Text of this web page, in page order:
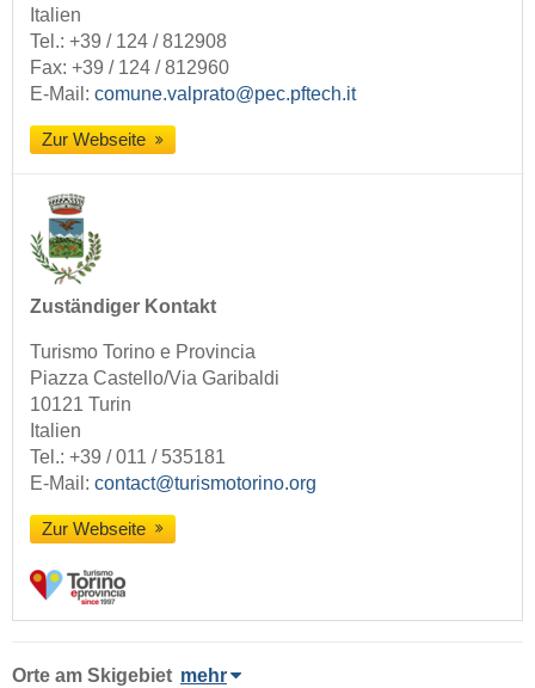
Italien
Tel.: +39 / 124 / 812908
Fax: +39 / 124 / 812960
E-Mail: comune.valprato@pec.pftech.it
Zur Webseite
Zuständiger Kontakt
Turismo Torino e Provincia
Piazza Castello/Via Garibaldi
10121 Turin
Italien
Tel.: +39 / 011 / 535181
E-Mail: contact@turismotorino.org
Zur Webseite
Orte am Skigebiet mehr